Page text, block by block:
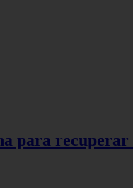
para recuperar